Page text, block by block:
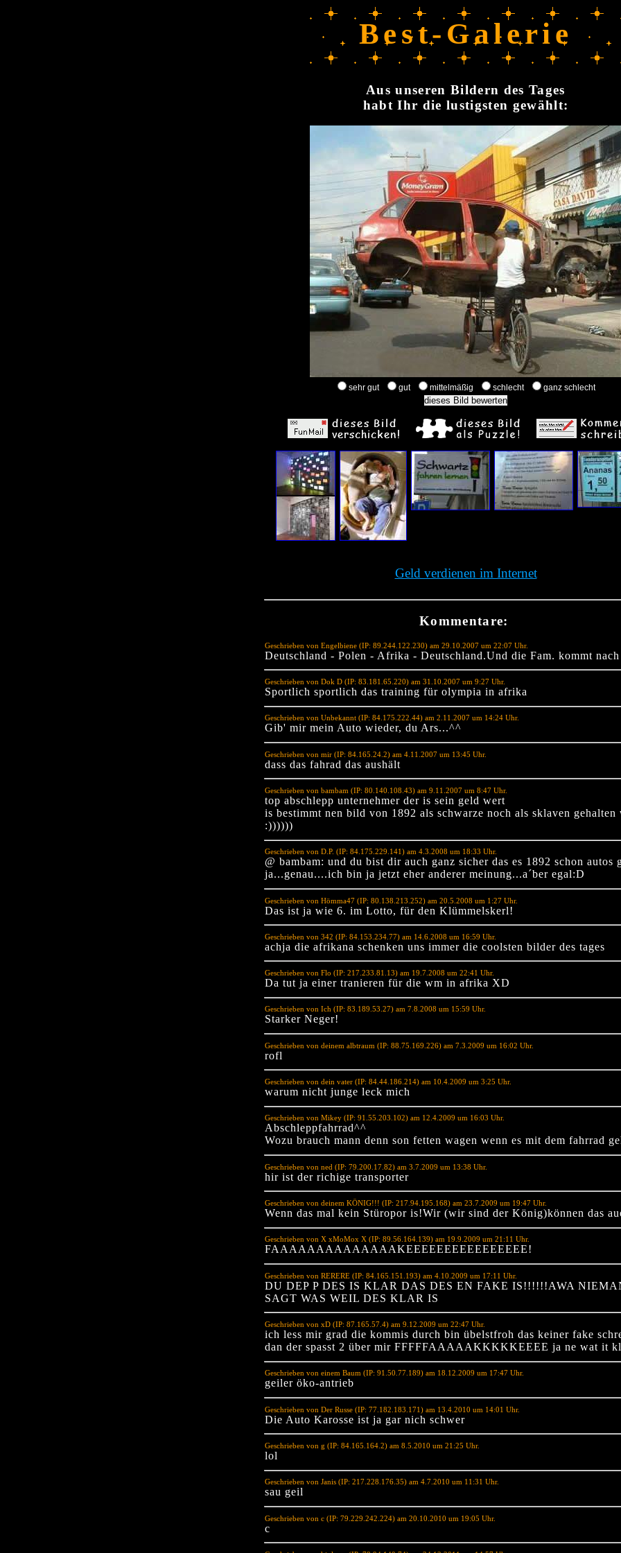
Best-Galerie
Aus unseren Bildern des Tages
habt Ihr die lustigsten gewählt:
sehr gut gut mittelmäßig schlecht ganz schlecht
Geld verdienen im Internet
Kommentare:
Geschrieben von Engelbiene (IP: 89.244.122.230) am 29.10.2007 um 22:07 Uhr.
Deutschland - Polen - Afrika - Deutschland.Und die Fam. kommt nach
Geschrieben von Dok D (IP: 83.181.65.220) am 31.10.2007 um 9:27 Uhr.
Sportlich sportlich das training für olympia in afrika
Geschrieben von Unbekannt (IP: 84.175.222.44) am 2.11.2007 um 14:24 Uhr.
Gib' mir mein Auto wieder, du Ars...^^
Geschrieben von mir (IP: 84.165.24.2) am 4.11.2007 um 13:45 Uhr.
dass das fahrad das aushält
Geschrieben von bambam (IP: 80.140.108.43) am 9.11.2007 um 8:47 Uhr.
top abschlepp unternehmer der is sein geld wert
is bestimmt nen bild von 1892 als schwarze noch als sklaven gehalten
:))))))
Geschrieben von D.P. (IP: 84.175.229.141) am 4.3.2008 um 18:33 Uhr.
@ bambam: und du bist dir auch ganz sicher das es 1892 schon autos
ja...genau....ich bin ja jetzt eher anderer meinung...a´ber egal:D
Geschrieben von Hömma47 (IP: 80.138.213.252) am 20.5.2008 um 1:27 Uhr.
Das ist ja wie 6. im Lotto, für den Klümmelskerl!
Geschrieben von 342 (IP: 84.153.234.77) am 14.6.2008 um 16:59 Uhr.
achja die afrikana schenken uns immer die coolsten bilder des tages
Geschrieben von Flo (IP: 217.233.81.13) am 19.7.2008 um 22:41 Uhr.
Da tut ja einer tranieren für die wm in afrika XD
Geschrieben von Ich (IP: 83.189.53.27) am 7.8.2008 um 15:59 Uhr.
Starker Neger!
Geschrieben von deinem albtraum (IP: 88.75.169.226) am 7.3.2009 um 16:02 Uhr.
rofl
Geschrieben von dein vater (IP: 84.44.186.214) am 10.4.2009 um 3:25 Uhr.
warum nicht junge leck mich
Geschrieben von Mikey (IP: 91.55.203.102) am 12.4.2009 um 16:03 Uhr.
Abschleppfahrrad^^
Wozu brauch mann denn son fetten wagen wenn es mit dem fahrrad
Geschrieben von ned (IP: 79.200.17.82) am 3.7.2009 um 13:38 Uhr.
hir ist der richige transporter
Geschrieben von deinem KÖNIG!!! (IP: 217.94.195.168) am 23.7.2009 um 19:47 Uhr.
Wenn das mal kein Stüropor is!Wir (wir sind der König)können das
Geschrieben von X xMoMox X (IP: 89.56.164.139) am 19.9.2009 um 21:11 Uhr.
FAAAAAAAAAAAAAAKEEEEEEEEEEEEEEEE!
Geschrieben von RERERE (IP: 84.165.151.193) am 4.10.2009 um 17:11 Uhr.
DU DEP P DES IS KLAR DAS DES EN FAKE IS!!!!!!AWA
SAGT WAS WEIL DES KLAR IS
Geschrieben von xD (IP: 87.165.57.4) am 9.12.2009 um 22:47 Uhr.
ich less mir grad die kommis durch bin übelstfroh das keiner fake
dan der spasst 2 über mir FFFFFAAAAAKKKKKEEEE ja ne wat it
Geschrieben von einem Baum (IP: 91.50.77.189) am 18.12.2009 um 17:47 Uhr.
geiler öko-antrieb
Geschrieben von Der Russe (IP: 77.182.183.171) am 13.4.2010 um 14:01 Uhr.
Die Auto Karosse ist ja gar nich schwer
Geschrieben von g (IP: 84.165.164.2) am 8.5.2010 um 21:25 Uhr.
lol
Geschrieben von Janis (IP: 217.228.176.35) am 4.7.2010 um 11:31 Uhr.
sau geil
Geschrieben von c (IP: 79.229.242.224) am 20.10.2010 um 19:05 Uhr.
c